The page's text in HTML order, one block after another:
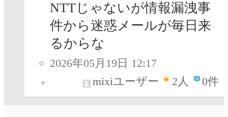
NTTじゃないが情報漏洩事
件から迷惑メールが毎日来
るからな
2026年05月19日 12:17
mixiユーザー
2人 0件